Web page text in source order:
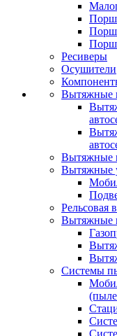
Ресиверы
Осушители
Вытяжные
Вытяжные
Вытяжные
Рельсовая
Вытяжные
Системы